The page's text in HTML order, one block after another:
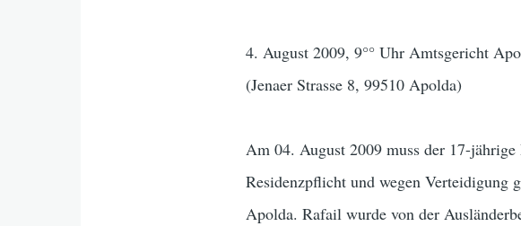
4. August 2009, 9°° Uhr Amtsgericht
(Jenaer Strasse 8, 99510 Apolda)
Am 04. August 2009 muss der 17-
Residenzpflicht und wegen Verteidigung
Apolda. Rafail wurde von der